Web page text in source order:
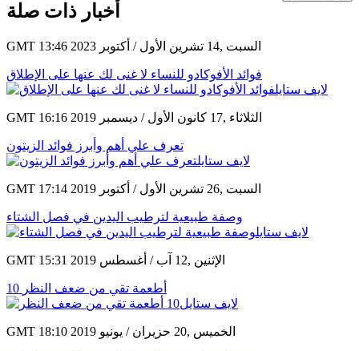
أخبار ذات صلة
GMT 13:46 2023 السبت ,14 تشرين الأول / أكتوبر
فوائد الأفوكادو للنساء لا غنى لك عنها على الإطلاق
GMT 16:16 2019 الثلاثاء ,17 كانون الأول / ديسمبر
تعرف علي أهم وأبرز فوائد الزيتون
GMT 17:14 2019 السبت ,26 تشرين الأول / أكتوبر
وصفة طبيعية لترطيب اليدين في فصل الشتاء
GMT 15:31 2019 الإثنين ,12 آب / أغسطس
10 أطعمة تقي من ضعف النظر
GMT 18:10 2019 الخميس ,20 حزيران / يونيو